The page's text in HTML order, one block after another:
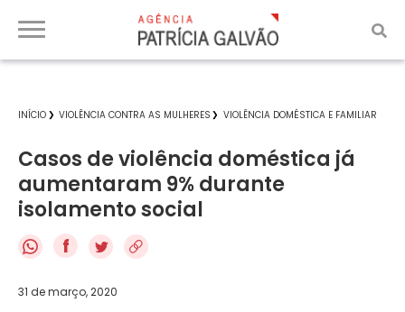
INÍCIO VIOLÊNCIA CONTRA AS MULHERES VIOLÊNCIA DOMÉSTICA E FAMILIAR
Casos de violência doméstica já
aumentaram 9% durante
isolamento social
f
31 de março, 2020